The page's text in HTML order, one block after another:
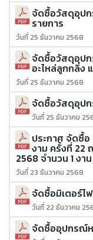
จัดซื้อวัสดุอุป
รายการ
วันที่ 25 ธันวาคม 2568
จัดซื้อวัสดุอุป
อะไหล่ลูกกลิ่ง
วันที่ 25 ธันวาคม 2568
จัดซื้อวัสดุอุป
วันที่ 25 ธันวาคม
ประกาศ จัดซื้
งาม ครั้งที่ 22
2568 จำนวน 1 งาน
วันที่ 23 ธันวาคม 2568
จัดซื้อมิเตอร์ไ
วันที่ 22 ธันวาคม
จัดซื้ออุปกรณ์ห